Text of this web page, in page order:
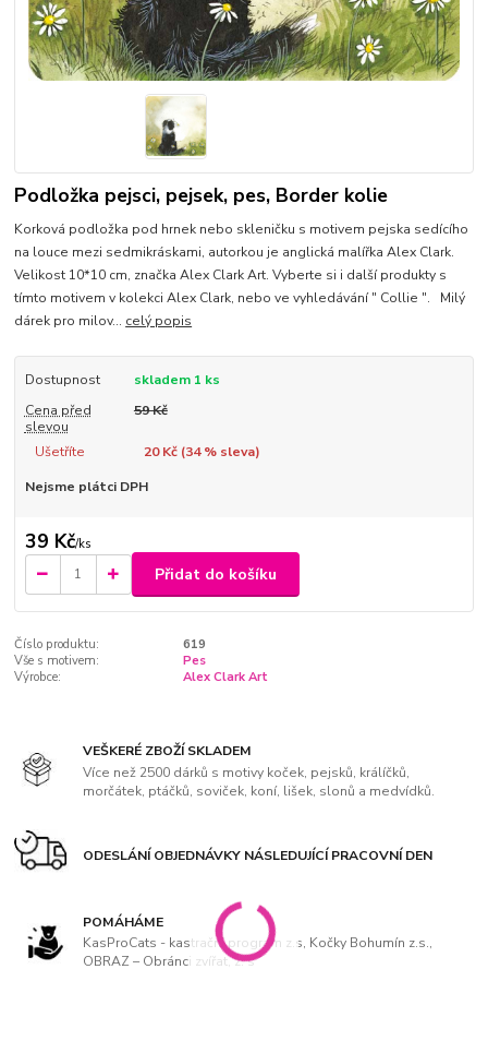
Podložka pejsci, pejsek, pes, Border kolie
Korková podložka pod hrnek nebo skleničku s motivem pejska sedícího
na louce mezi sedmikráskami, autorkou je anglická malířka Alex Clark.
Velikost 10*10 cm, značka Alex Clark Art. Vyberte si i další produkty s
tímto motivem v kolekci Alex Clark, nebo ve vyhledávání " Collie ". Milý
dárek pro milov... celý popis
Dostupnost
skladem 1 ks
Cena před
slevou
59 Kč
Ušetříte 20 Kč (34% sleva)
Nejsme plátci DPH
39 Kč/ks
Přidat do košíku
Číslo produktu:
619
Vše s motivem:
Pes
Výrobce:
Alex Clark Art
VEŠKERÉ ZBOŽÍ SKLADEM
Více než 2500 dárků s motivy koček, pejsků, králíčků,
morčátek, ptáčků, soviček, koní, lišek, slonů a medvídků.
ODESLÁNÍ OBJEDNÁVKY NÁSLEDUJÍCÍ PRACOVNÍ DEN
POMÁHÁME
KasProCats - kastrační program z.s, Kočky Bohumín z.s.,
OBRAZ – Obránci zvířat, z. s